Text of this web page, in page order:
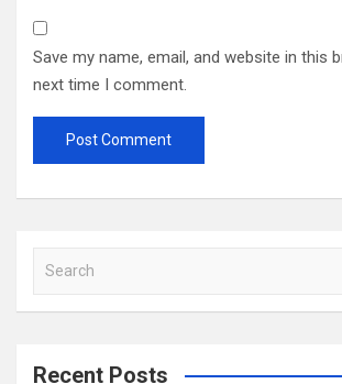
Save my name, email, and website in this
next time I comment.
a
c
Recent Posts